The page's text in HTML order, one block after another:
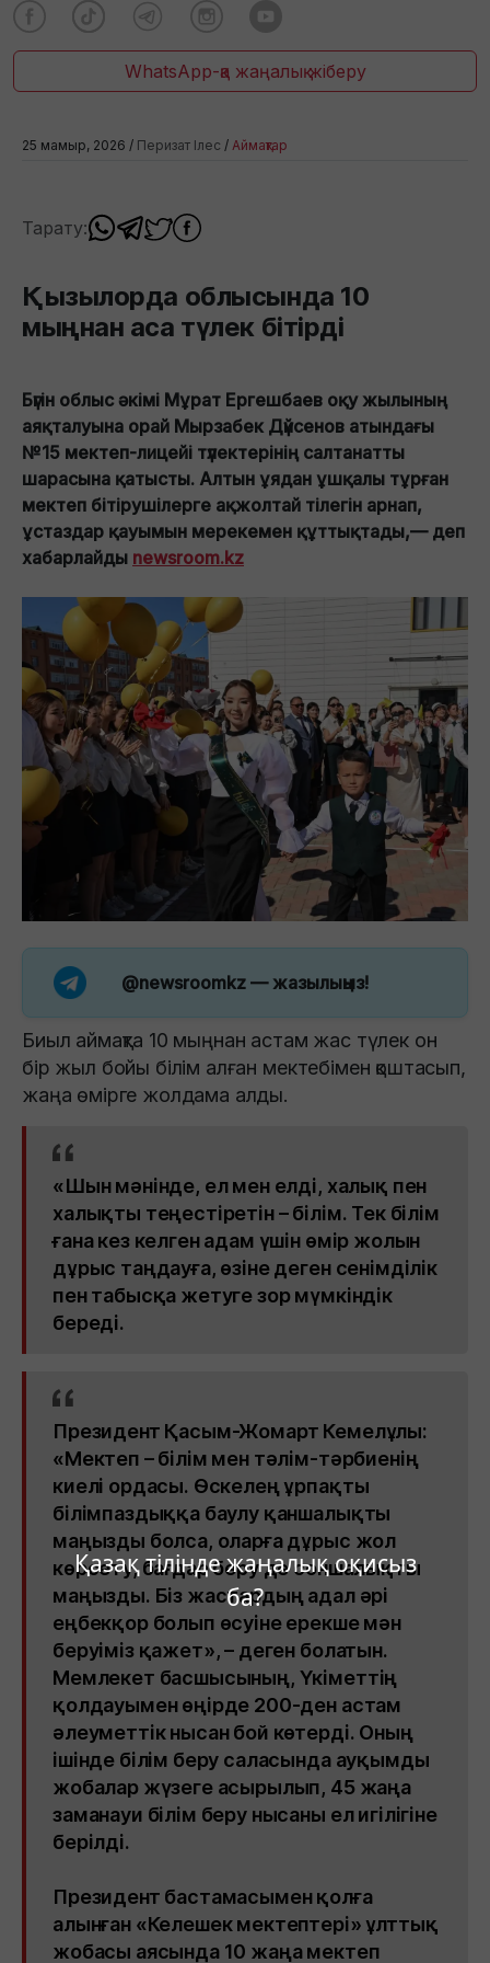
Қазақ тілінде жаңалық оқисыз
ба?
WhatsApp-қа жаңалық жіберу
25 мамыр, 2026 / Перизат Ілес / Аймақтар
Тарату:
Қызылорда облысында 10
мыңнан аса түлек бітірді
Бүгін облыс әкімі Мұрат Ергешбаев оқу жылының
аяқталуына орай Мырзабек Дүйсенов атындағы
№15 мектеп-лицейі түлектерінің салтанатты
шарасына қатысты. Алтын ұядан ұшқалы тұрған
мектеп бітірушілерге ақжолтай тілегін арнап,
ұстаздар қауымын мерекемен құттықтады,— деп
хабарлайды newsroom.kz
@newsroomkz — жазылыңыз!
Биыл аймақта 10 мыңнан астам жас түлек он
бір жыл бойы білім алған мектебімен қоштасып,
жаңа өмірге жолдама алды.
«Шын мәнінде, ел мен елді, халық пен
халықты теңестіретін – білім. Тек білім
ғана кез келген адам үшін өмір жолын
дұрыс таңдауға, өзіне деген сенімділік
пен табысқа жетуге зор мүмкіндік
береді.
Президент Қасым-Жомарт Кемелұлы:
«Мектеп – білім мен тәлім-тәрбиенің
киелі ордасы. Өскелең ұрпақты
білімпаздыққа баулу қаншалықты
маңызды болса, оларға дұрыс жол
көрсету, бағдар беру де соншалықты
маңызды. Біз жастардың адал әрі
еңбекқор болып өсуіне ерекше мән
беруіміз қажет», – деген болатын.
Мемлекет басшысының, Үкіметтің
қолдауымен өңірде 200-ден астам
әлеуметтік нысан бой көтерді. Оның
ішінде білім беру саласында ауқымды
жобалар жүзеге асырылып, 45 жаңа
заманауи білім беру нысаны ел игілігіне
берілді.
Президент бастамасымен қолға
алынған «Келешек мектептері» ұлттық
жобасы аясында 10 жаңа мектеп